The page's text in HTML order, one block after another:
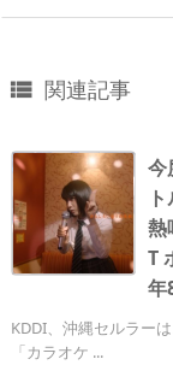
 関連記事
今
熱
T
年
KDDI、沖縄セルラー
「カラオケ ...